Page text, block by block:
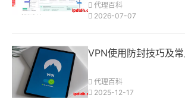
代理百科
2026-07-07
VPN使用防封技巧及
代理百科
2025-12-17